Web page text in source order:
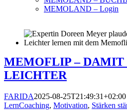
MEMOLAND – Login
MEMOFLIP – DAMIT
LEICHTER
FARIDA2025-08-25T21:49:31+02:00
LernCoaching, Motivation, Stärken